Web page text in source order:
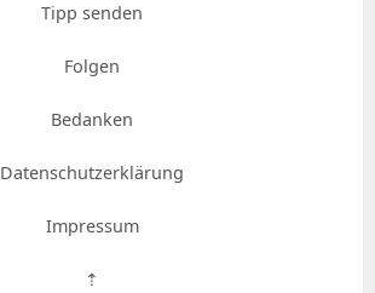
Tipp senden
Folgen
Bedanken
Datenschutzerklärung
Impressum
⇡